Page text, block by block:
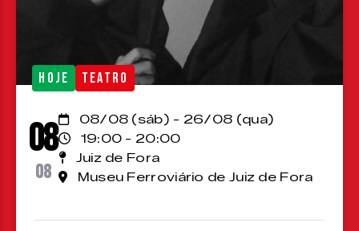
HOJE TEATRO
08
08
08/08 (sáb) - 26/08 (qua)
19:00 - 20:00
Juiz de Fora
Museu Ferroviário de Juiz de Fora